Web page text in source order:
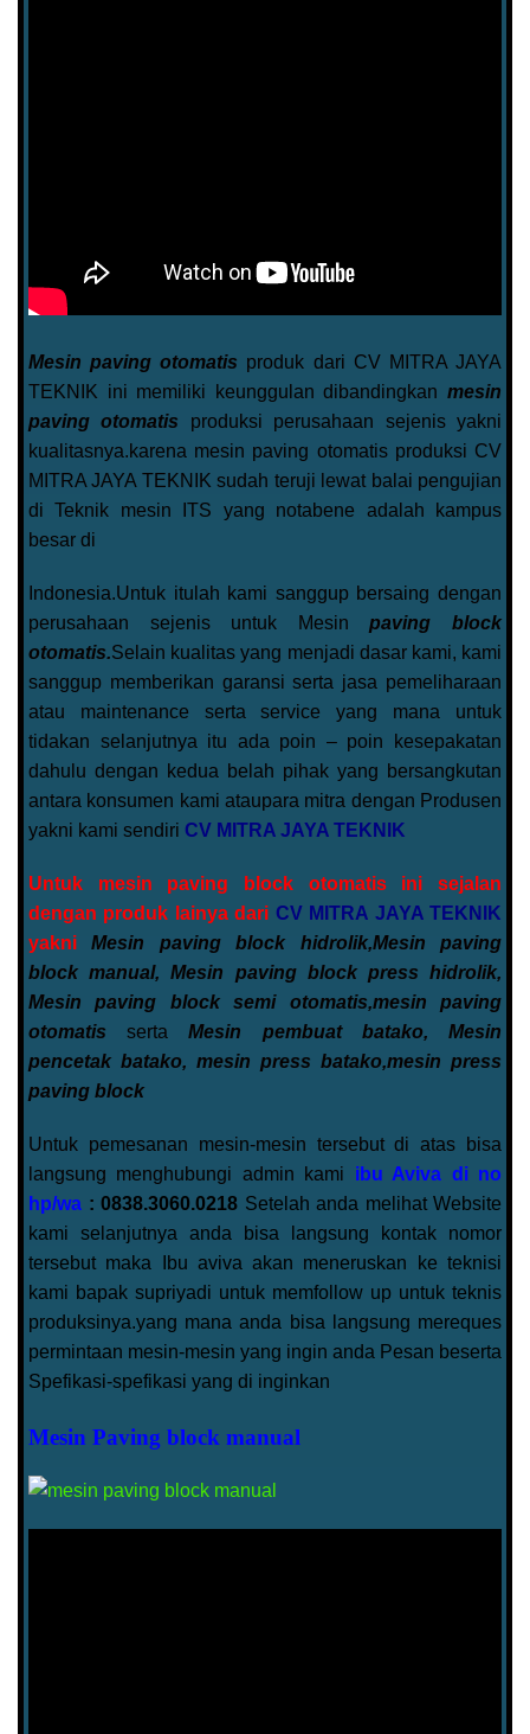
Mesin paving otomatis produk dari CV MITRA JAYA
TEKNIK ini memiliki keunggulan dibandingkan mesin
paving otomatis produksi perusahaan sejenis yakni
kualitasnya.karena mesin paving otomatis produksi CV
MITRA JAYA TEKNIK sudah teruji lewat balai pengujian
di Teknik mesin ITS yang notabene adalah kampus
besar di
Indonesia.Untuk itulah kami sanggup bersaing dengan
perusahaan sejenis untuk Mesinpaving block
otomatis.Selain kualitas yang menjadi dasar kami, kami
sanggup memberikan garansi serta jasa pemeliharaan
atau maintenance serta service yang mana untuk
tidakan selanjutnya itu ada poin – poin kesepakatan
dahulu dengan kedua belah pihak yang bersangkutan
antara konsumen kami ataupara mitra dengan Produsen
yakni kami sendiri CV MITRA JAYA TEKNIK
Untuk mesin paving block otomatis ini sejalan
dengan produk lainya dari CV MITRA JAYA TEKNIK
yakni
Mesin paving block hidrolik,Mesin paving
block manual, Mesin paving block press hidrolik,
Mesin paving block semi otomatis,mesin paving
otomatissertaMesin pembuat batako, Mesin
pencetak batako, mesin press batako,mesin press
paving block
Untuk pemesanan mesin-mesin tersebut di atas bisa
langsung menghubungi admin kami ibu Aviva di no
hp/wa : 0838.3060.0218 Setelah anda melihat Website
kami selanjutnya anda bisa langsung kontak nomor
tersebut maka Ibu aviva akan meneruskan ke teknisi
kami bapak supriyadi untuk memfollow up untuk teknis
produksinya.yang mana anda bisa langsung mereques
permintaan mesin-mesin yang ingin anda Pesan beserta
Spefikasi-spefikasi yang di inginkan
Mesin Paving block manual